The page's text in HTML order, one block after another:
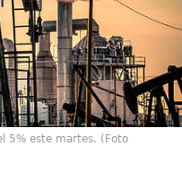
5% este martes. (Foto